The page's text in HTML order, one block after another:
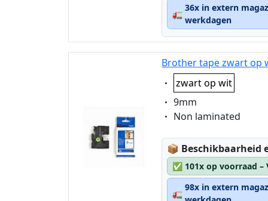
🚛
36x in extern
werkdagen
Brother tape zwart op
Eigenschaft:
zwart op wit
Eigenschaft:
9mm
Eigenschaft:
Non laminated
📦 Lagerstatus:
Beschikbaarheid
✅ 101x op voorraad
🚛
98x in extern